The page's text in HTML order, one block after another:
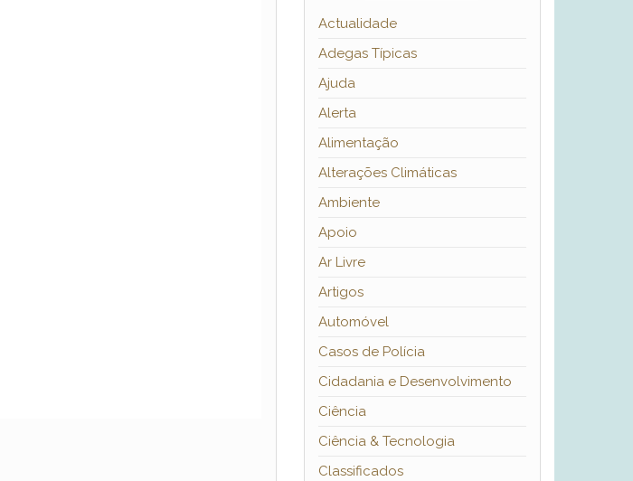
Actualidade
Adegas Típicas
Ajuda
Alerta
Alimentação
Alterações Climáticas
Ambiente
Apoio
Ar Livre
Artigos
Automóvel
Casos de Polícia
Cidadania e Desenvolvimento
Ciência
Ciência & Tecnologia
Classificados